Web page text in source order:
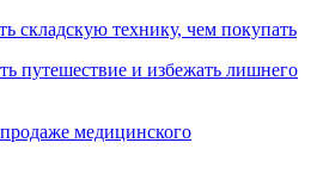
складскую технику, чем покупать
путешествие и избежать лишнего
продаже медицинского